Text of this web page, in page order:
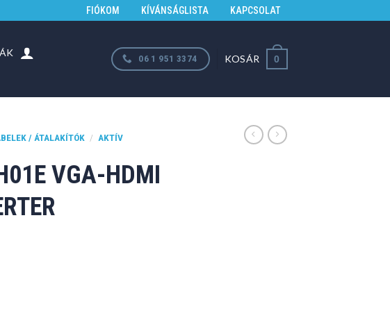
FIÓKOM KÍVÁNSÁGLISTA KAPCSOLAT
06 1 951 3374 KOSÁR 0
/ ÁTALAKÍTÓK / AKTÍV
VGA-HDMI
HDMI Konverter mennyiség